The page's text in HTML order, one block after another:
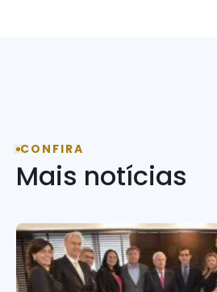
CONFIRA
Mais notícias